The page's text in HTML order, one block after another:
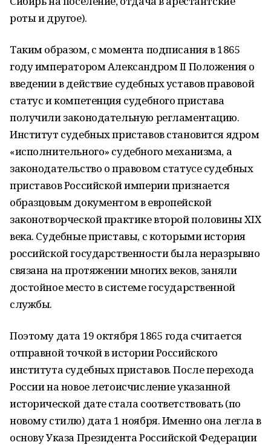
роты и другое).
Таким образом, с момента подписания в 1865
году императором Александром II Положения о
введении в действие судебных уставов правовой
статус и компетенция судебного пристава
получили законодательную регламентацию.
Институт судебных приставов становится ядром
«исполнительного» судебного механизма, а
законодательство о правовом статусе судебных
приставов Российской империи признается
образцовым документом в европейской
законотворческой практике второй половины XIX
века. Судебные приставы, с которыми история
российской государственности была неразрывно
связана на протяжении многих веков, заняли
достойное место в системе государственной
службы.
Поэтому дата 19 октября 1865 года считается
отправной точкой в истории Российского
института судебных приставов. После перехода
России на новое летоисчисление указанной
исторической дате стала соответствовать (по
новому стилю) дата 1 ноября. Именно она легла в
основу Указа Президента Российской Федерации